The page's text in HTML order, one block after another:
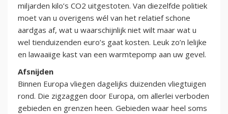
miljarden kilo’s CO2 uitgestoten. Van diezelfde politiek
moet van u overigens wél van het relatief schone
aardgas af, wat u waarschijnlijk niet wilt maar wat u
wel tienduizenden euro’s gaat kosten. Leuk zo’n lelijke
en lawaaiige kast van een warmtepomp aan uw gevel.
Afsnijden
Binnen Europa vliegen dagelijks duizenden vliegtuigen
rond. Die zigzaggen door Europa, om allerlei verboden
gebieden en grenzen heen. Gebieden waar heel soms